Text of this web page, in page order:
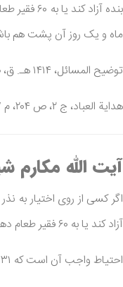
بنده آزاد
ماه و یک روز آن پشت هم
توضیح المسائل، ۱۴۱۴ هـ. ق، ص ۴۵۳، م ۲۶۶۳ و ۲۶۶۲
هدایة العباد، ج ۲، ص ۲۰۴، م ۶۹۷
آیت الله مکارم
اگر کسی از روی اختیار به
آزاد کند یا به ۶۰ فقیر طعام دهد یا دو ماه پی در پی روزه بگیرد.
احتیاط واجب آن است که ۳۱ روز آن پی در پی باشد.